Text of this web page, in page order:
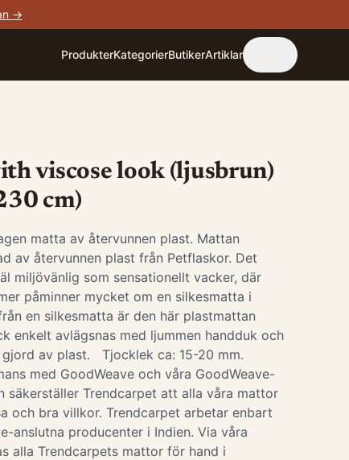
→
ProdukterKategorierButikerArtiklar
viscose look (ljusbrun)
cm)
matta av återvunnen plast. Mattan
av återvunnen plast från Petflaskor. Det
miljövänlig som sensationellt vacker, där
påminner mycket om en silkesmatta i
en silkesmatta är den här plastmattan
enkelt avlägsnas med ljummen handduk och
gjord av plast. Tjocklek ca: 15-20 mm.
med GoodWeave och våra GoodWeave-
säkerställer Trendcarpet att alla våra mattor
och bra villkor. Trendcarpet arbetar enbart
anslutna producenter i Indien. Via våra
alla Trendcarpets mattor för hand i